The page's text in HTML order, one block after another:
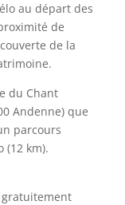
au départ des
de
de la
du Chant
Andenne) que
parcours
(12 km).